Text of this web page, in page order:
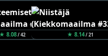
★ 8.08/ 42 ★ 8.14/ 21